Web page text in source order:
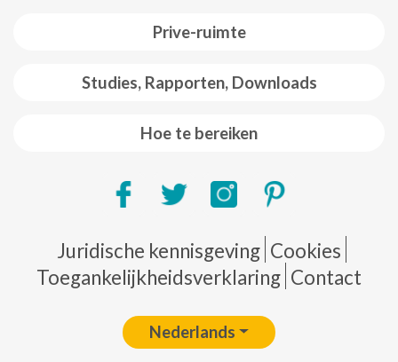
Prive-ruimte
Studies, Rapporten, Downloads
Hoe te bereiken
Pie de página
Juridische kennisgeving Cookies
Toegankelijkheidsverklaring Contact
Nederlands